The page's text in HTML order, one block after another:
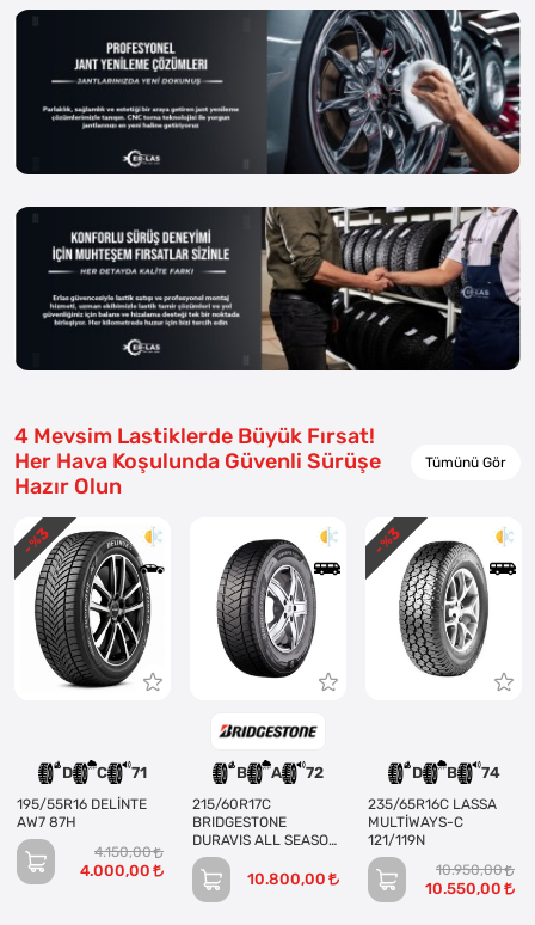
4 Mevsim Lastiklerde Büyük Fırsat!
Her Hava Koşulunda Güvenli Sürüşe
Hazır Olun
Tümünü Gör
D C 71
195/55R16 DELİNTE
AW7 87H
4.150,00
4.000,00
- %
3
B A 72
215/60R17C
BRIDGESTONE
DURAVIS ALL SEASON
EVO 109/107T
10.800,00
D B 74
235/65R16C LASSA
MULTİWAYS-C
121/119N
10.950,00
10.550,00
- %
3